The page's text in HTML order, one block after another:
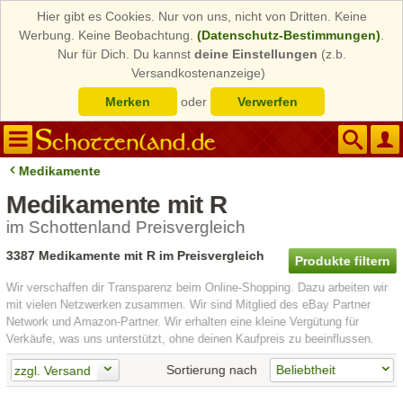
Hier gibt es Cookies. Nur von uns, nicht von Dritten. Keine
Werbung. Keine Beobachtung. (Datenschutz-Bestimmungen)
Nur für Dich. Du kannst deine Einstellungen (z.b.
Versandkostenanzeige)
Merken
oder Verwerfen
Medikamente
Medikamente mit R
im Schottenland Preisvergleich
Produkte filtern
3387 Medikamente mit R im Preisvergleich
Wir verschaffen dir Transparenz beim Online-Shopping. Dazu arbeiten wir
mit vielen Netzwerken zusammen. Wir sind Mitglied des eBay Partner
Network und Amazon-Partner. Wir erhalten eine kleine Vergütung für
Verkäufe, was uns unterstützt, ohne deinen Kaufpreis zu beeinflussen.
zzgl. Versand Sortierung nach